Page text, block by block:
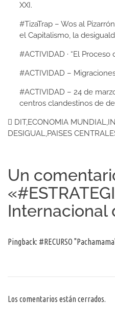
XXI.
#TizaTrap – Wos al
el Capitalismo, la
#ACTIVIDAD · “El Proceso
#ACTIVIDAD –
#ACTIVIDAD – 24 de
centros clandestinos de
DIT,ECONOMIA MUNDIAL,
DESIGUAL,PAISES
Un
«
Internacional
Pingback: #RECURSO
Los comentarios están cerrados.